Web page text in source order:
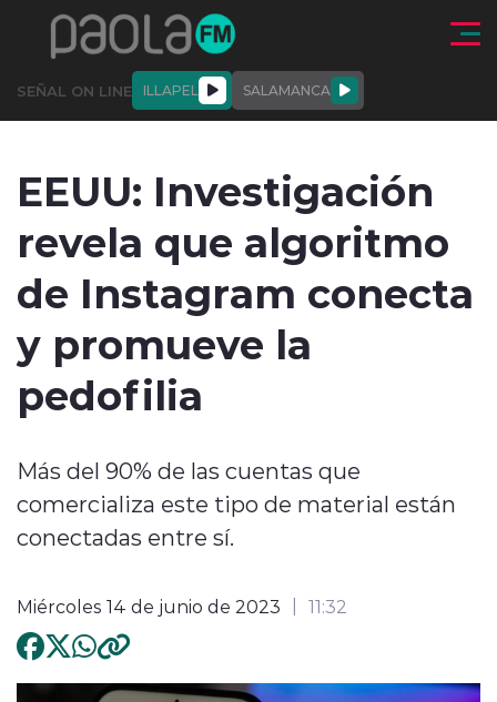
Click acá para ir directamente al contenido
SEÑAL ON LINE ILLAPEL SALAMANCA
DEPORTES ENTREVISTAS
modo claro
EEUU: Investigación
revela que algoritmo
de Instagram conecta
y promueve la
pedofilia
Más del 90% de las cuentas que
comercializa este tipo de material están
conectadas entre sí.
Miércoles 14 de junio de 2023 11:32